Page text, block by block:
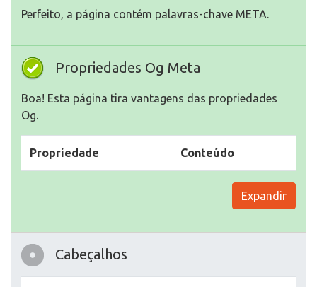
Perfeito, a página contém palavras-chave META.
Propriedades Og Meta
Boa! Esta página tira vantagens das propriedades
Og.
Propriedade Conteúdo
Expandir
Cabeçalhos